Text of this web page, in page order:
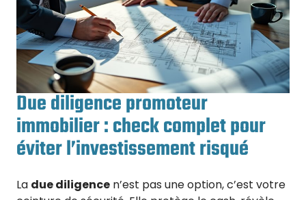
Due diligence promoteur
immobilier : check complet pour
éviter l’investissement risqué
La due diligence n’est pas une option, c’est votre